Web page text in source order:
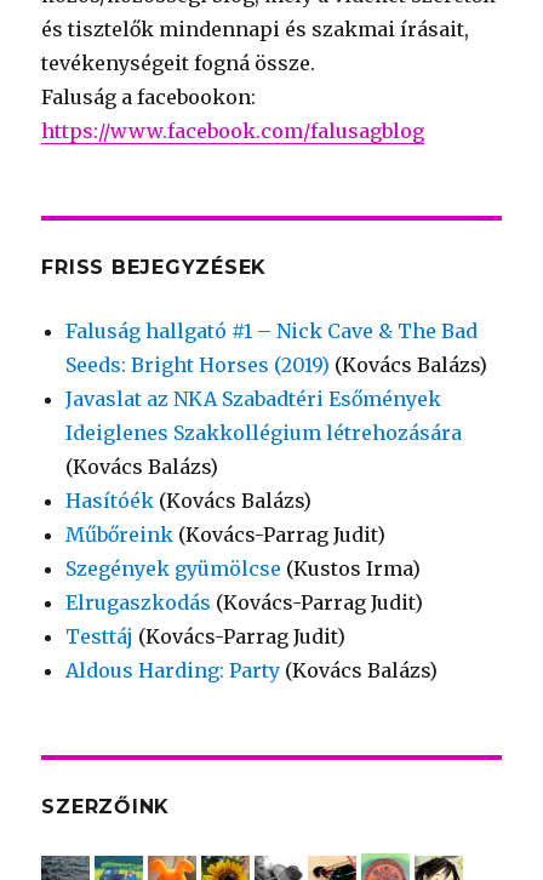
és tisztelők mindennapi és szakmai írásait,
tevékenységeit fogná össze.
Faluság a facebookon:
https://www.facebook.com/falusagblog
FRISS BEJEGYZÉSEK
Faluság hallgató #1 – Nick Cave & The Bad
Seeds: Bright Horses (2019) (Kovács Balázs)
Javaslat az NKA Szabadtéri Esőmények
Ideiglenes Szakkollégium létrehozására
(Kovács Balázs)
Hasítóék (Kovács Balázs)
Műbőreink (Kovács-Parrag Judit)
Szegények gyümölcse (Kustos Irma)
Elrugaszkodás (Kovács-Parrag Judit)
Testtáj (Kovács-Parrag Judit)
Aldous Harding: Party (Kovács Balázs)
SZERZŐINK